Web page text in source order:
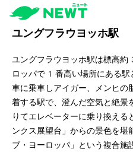
ユングフラウヨッホ駅
ユングフラウヨッホ駅は標
ロッパで1番高い場所にある駅
車に乗車しアイガー、メンヒの
着する駅で、澄んだ空気と絶景
りてエレベーターに乗り換える
ンクス展望台」からの景色を堪
ブ・ヨーロッパ」という複合施